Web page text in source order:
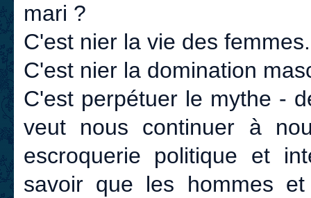
mari ?
C'est nier la vie des
C'est nier la domination
C'est perpétuer le mythe -
veut nous continuer à
escroquerie politique et
savoir que les hommes